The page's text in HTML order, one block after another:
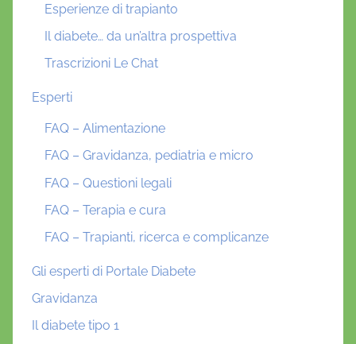
Esperienze di trapianto
Il diabete… da un’altra prospettiva
Trascrizioni Le Chat
Esperti
FAQ – Alimentazione
FAQ – Gravidanza, pediatria e micro
FAQ – Questioni legali
FAQ – Terapia e cura
FAQ – Trapianti, ricerca e complicanze
Gli esperti di Portale Diabete
Gravidanza
Il diabete tipo 1